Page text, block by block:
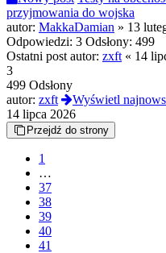
przyjmowania do wojska
autor: MakkaDamian » 13
Odpowiedzi: 3 Odsłony: 499
Ostatni post autor: zxft « 14
3
499 Odsłony
autor: zxft
Wyświetl
14 lipca 2026
Przejdź do strony
1
…
37
38
39
40
41